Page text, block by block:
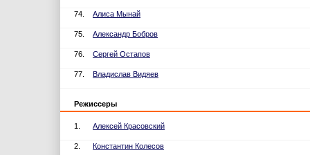
74. Алиса Мынай
75. Александр Бобров
76. Сергей Остапов
77. Владислав Видяев
Режиссеры
1. Алексей Красовский
2. Константин Колесов